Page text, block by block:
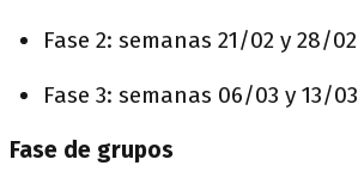
Fase 2: semanas 21/02 y 28/02
Fase 3: semanas 06/03 y 13/03
Fase de grupos